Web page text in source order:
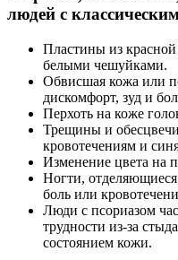
людей с
Пластины из
белыми чешуйками.
Обвисшая кожа или
дискомфорт, зуд и
Перхоть на коже
Трещины и
кровотечениям и
Изменение цвета на
Ногти,
боль или
Люди с псориазом
трудности из-за
состоянием кожи.